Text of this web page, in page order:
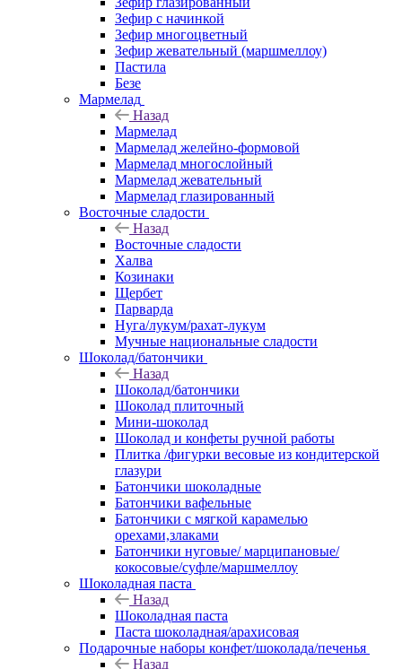
Зефир с начинкой
Зефир многоцветный
Зефир жевательный (маршмеллоу)
Пастила
Безе
Мармелад
Назад
Мармелад
Мармелад желейно-формовой
Мармелад многослойный
Мармелад жевательный
Мармелад глазированный
Восточные сладости
Назад
Восточные сладости
Халва
Козинаки
Щербет
Парварда
Нуга/лукум/рахат-лукум
Мучные национальные сладости
Шоколад/батончики
Назад
Шоколад/батончики
Шоколад плиточный
Мини-шоколад
Шоколад и конфеты ручной работы
Плитка /фигурки весовые из кондитерской
глазури
Батончики шоколадные
Батончики вафельные
Батончики с мягкой карамелью
орехами,злаками
Батончики нуговые/ марципановые/
кокосовые/суфле/маршмеллоу
Шоколадная паста
Назад
Шоколадная паста
Паста шоколадная/арахисовая
Подарочные наборы конфет/шоколада/печенья
Назад